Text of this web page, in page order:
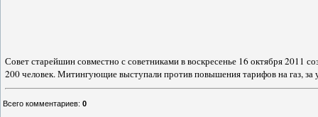
Совет старейшин совместно с советниками в воскресенье 16 октября 2011
200 человек. Митингующие выступали против повышения тарифов на газ,
Всего комментариев: 0